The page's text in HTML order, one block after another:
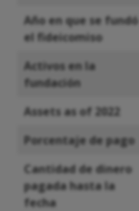
Año en que se fundó
el fideicomiso
Activos en la
fundación
Assets as of 2022
Porcentaje de pago
Cantidad de dinero
pagada hasta la
fecha